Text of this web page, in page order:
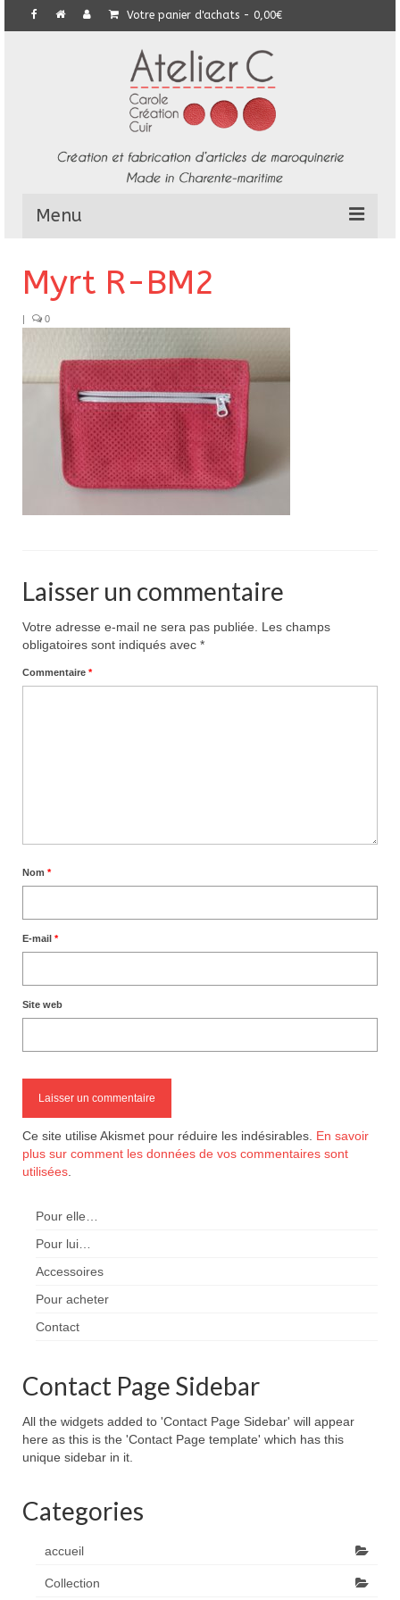
Votre panier d'achats - 0,00€
Menu
Collection
Commandes particulières
E-Boutique
Pour acheter
Contact
Myrt R-BM2
| 0
Laisser un commentaire
Votre adresse e-mail ne sera pas publiée.
Les champs
obligatoires sont indiqués avec *
Commentaire *
Nom *
E-mail *
Site web
Ce site utilise Akismet pour réduire les indésirables. En savoir
plus sur comment les données de vos commentaires sont
utilisées
Pour elle…
Pour lui…
Accessoires
Pour acheter
Contact
Contact Page Sidebar
All the widgets added to 'Contact Page Sidebar' will appear
here as this is the 'Contact Page template' which has this
unique sidebar in it.
Categories
accueil
Collection